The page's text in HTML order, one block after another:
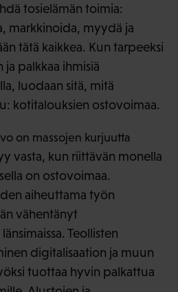
tosielämän toimia:
markkinoida, myydä ja
tätä kaikkea. Kun tarpeeksi
palkkaa ihmisiä
luodaan sitä, mitä
kotitalouksien ostovoimaa.
on massojen kurjuutta
vasta, kun riittävän monella
on ostovoimaa.
aiheuttama työn
vähentänyt
Teollisten
digitalisaation ja muun
tuottaa hyvin palkattua